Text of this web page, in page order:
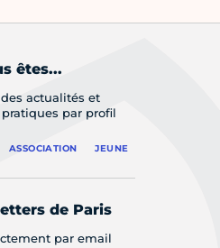
êtes...
actualités et
par profil
ASSOCIATION JEUNE
de Paris
par email